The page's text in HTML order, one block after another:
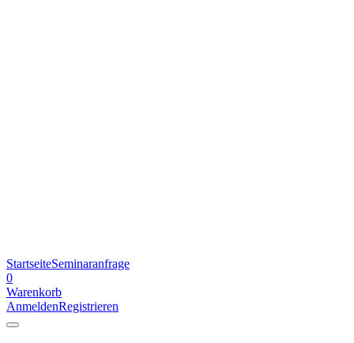
StartseiteSeminaranfrage
0
Warenkorb
AnmeldenRegistrieren